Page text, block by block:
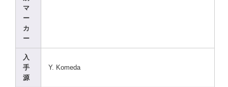
マ
ー
カ
ー
入
手
源
Y. Komeda